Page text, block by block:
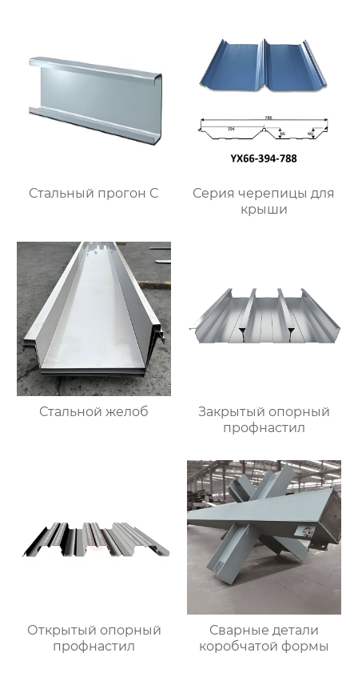
Стальный прогон C
Серия черепицы для
крыши
Стальной желоб
Закрытый опорный
профнастил
Открытый опорный
профнастил
Сварные детали
коробчатой формы